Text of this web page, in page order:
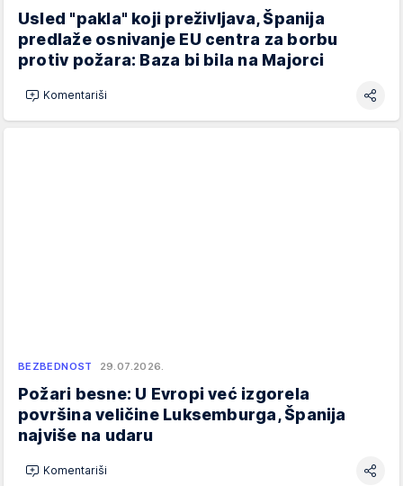
Usled "pakla" koji preživljava, Španija
predlaže osnivanje EU centra za borbu
protiv požara: Baza bi bila na Majorci
Komentariši
BEZBEDNOST 29.07.2026.
Požari besne: U Evropi već izgorela
površina veličine Luksemburga, Španija
najviše na udaru
Komentariši